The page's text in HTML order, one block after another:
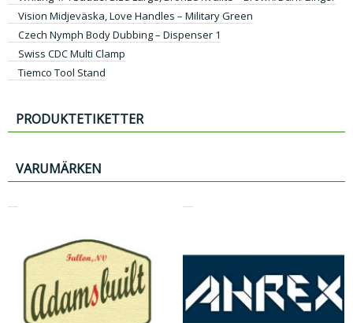
Vision Midjeväska, Love Handles – Military Green
Czech Nymph Body Dubbing – Dispenser 1
Swiss CDC Multi Clamp
Tiemco Tool Stand
PRODUKTETIKETTER
VARUMÄRKEN